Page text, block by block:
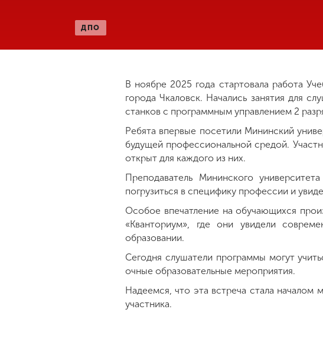
Студенческая
ДПО
В ноябре 2025 года стартовала работа
города Чкаловск. Начались занятия для
станков с программным управлением 2
Ребята впервые посетили Мининский
будущей профессиональной средой.
открыт для каждого из них.
Преподаватель Мининского
погрузиться в специфику профессии и
Особое впечатление на обучающихся
«Кванториум», где они увидели
образовании.
Сегодня слушатели программы могут
очные образовательные мероприятия.
Надеемся, что эта встреча стала началом
участника.